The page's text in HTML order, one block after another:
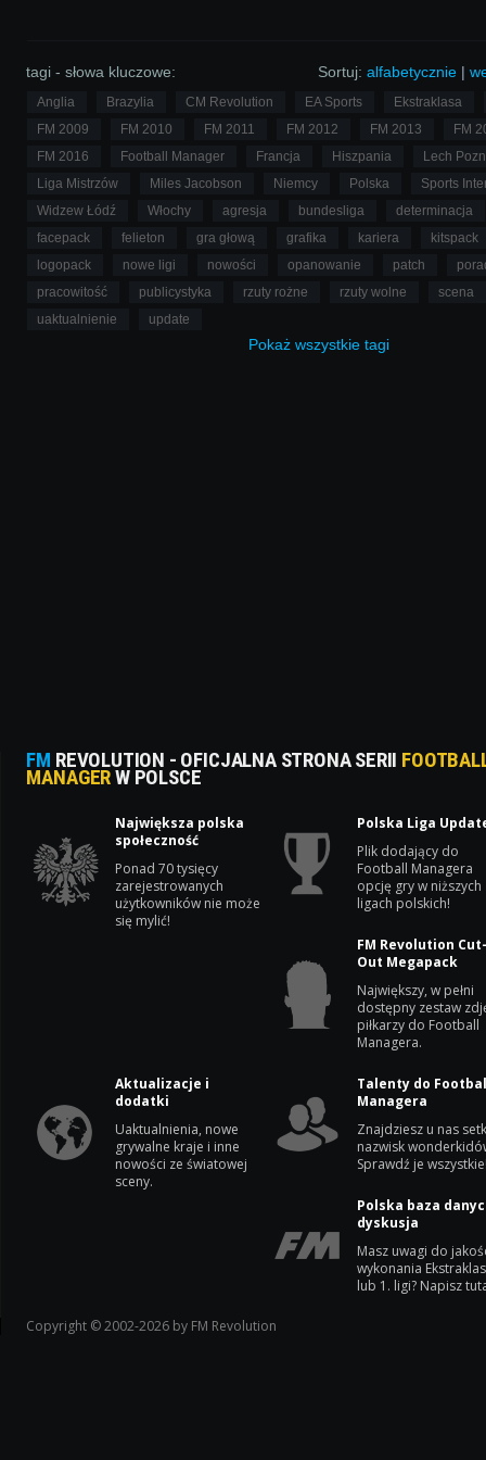
Sortuj: alfabetycznie |
tagi - słowa kluczowe:
Anglia Brazylia CM Revolution EA Sports
Ekstraklasa
FM 2009
FM 2010 FM 2011 FM 2012 FM 2013
FM
FM 2016
Football Manager Francja Hiszpania
Lech
Liga Mistrzów
Miles Jacobson Niemcy Polska
Sports
Widzew Łódź
Włochy agresja bundesliga
determinacja
facepack
felieton gra głową grafika kariera
kitspack
logopack
nowe ligi nowości opanowanie patch
pracowitość
publicystyka rzuty rożne rzuty wolne
scena
uaktualnienie
update
Pokaż wszystkie tagi
FM REVOLUTION - OFICJALNA STRONA SERII
MANAGERW POLSCE
Największa polska
społeczność
Ponad 70 tysięcy
zarejestrowanych
użytkowników nie może
się mylić!
Polska Liga
Plik dodający do
Football Managera
opcję gry w niższych
ligach polskich!
FM Revolution
Out Megapack
Największy, w pełni
dostępny zestaw
piłkarzy do Football
Managera.
Aktualizacje i
dodatki
Uaktualnienia, nowe
grywalne kraje i inne
nowości ze światowej
sceny.
Talenty do
Managera
Znajdziesz u nas
nazwisk
Sprawdź je
Polska baza
dyskusja
Masz uwagi do
wykonania
lub 1. ligi? Napisz
Copyright © 2002-2026 by FM Revolution